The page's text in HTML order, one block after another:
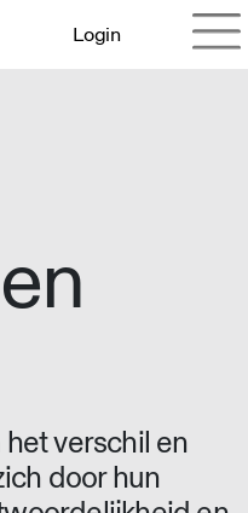
Login
verschil en
door hun